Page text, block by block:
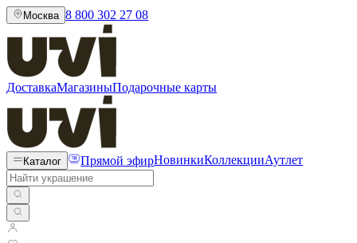
Москва 8 800 302 27 08
ДоставкаМагазиныПодарочные карты
Каталог Прямой эфирНовинкиКоллекцииАутлет